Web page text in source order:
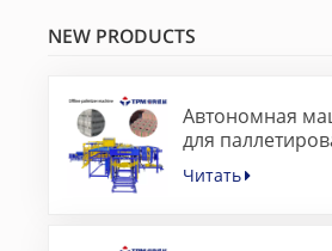
NEW PRODUCTS
Автономная
для
бетонных
Читать